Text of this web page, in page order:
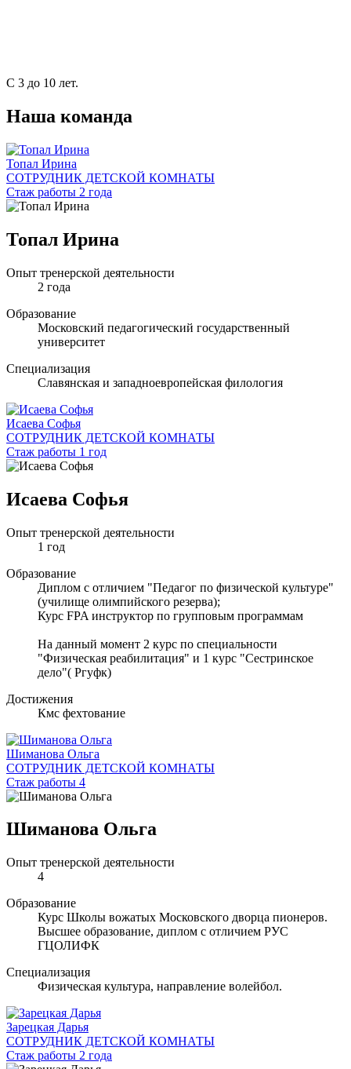
С 3 до 10 лет.
Наша команда
Топал Ирина
СОТРУДНИК ДЕТСКОЙ КОМНАТЫ
Стаж работы 2 года
Топал Ирина
Опыт тренерской деятельности
2 года
Образование
Московский педагогический государственный
университет
Специализация
Славянская и западноевропейская филология
Исаева Софья
СОТРУДНИК ДЕТСКОЙ КОМНАТЫ
Стаж работы 1 год
Исаева Софья
Опыт тренерской деятельности
1 год
Образование
Диплом с отличием "Педагог по физической культуре"
(училище олимпийского резерва);
Курс FPA инструктор по групповым программам
На данный момент 2 курс по специальности
"Физическая реабилитация" и 1 курс "Сестринское
дело"( Ргуфк)
Достижения
Кмс фехтование
Шиманова Ольга
СОТРУДНИК ДЕТСКОЙ КОМНАТЫ
Стаж работы 4
Шиманова Ольга
Опыт тренерской деятельности
4
Образование
Курс Школы вожатых Московского дворца пионеров.
Высшее образование, диплом с отличием РУС
ГЦОЛИФК
Специализация
Физическая культура, направление волейбол.
Зарецкая Дарья
СОТРУДНИК ДЕТСКОЙ КОМНАТЫ
Стаж работы 2 года